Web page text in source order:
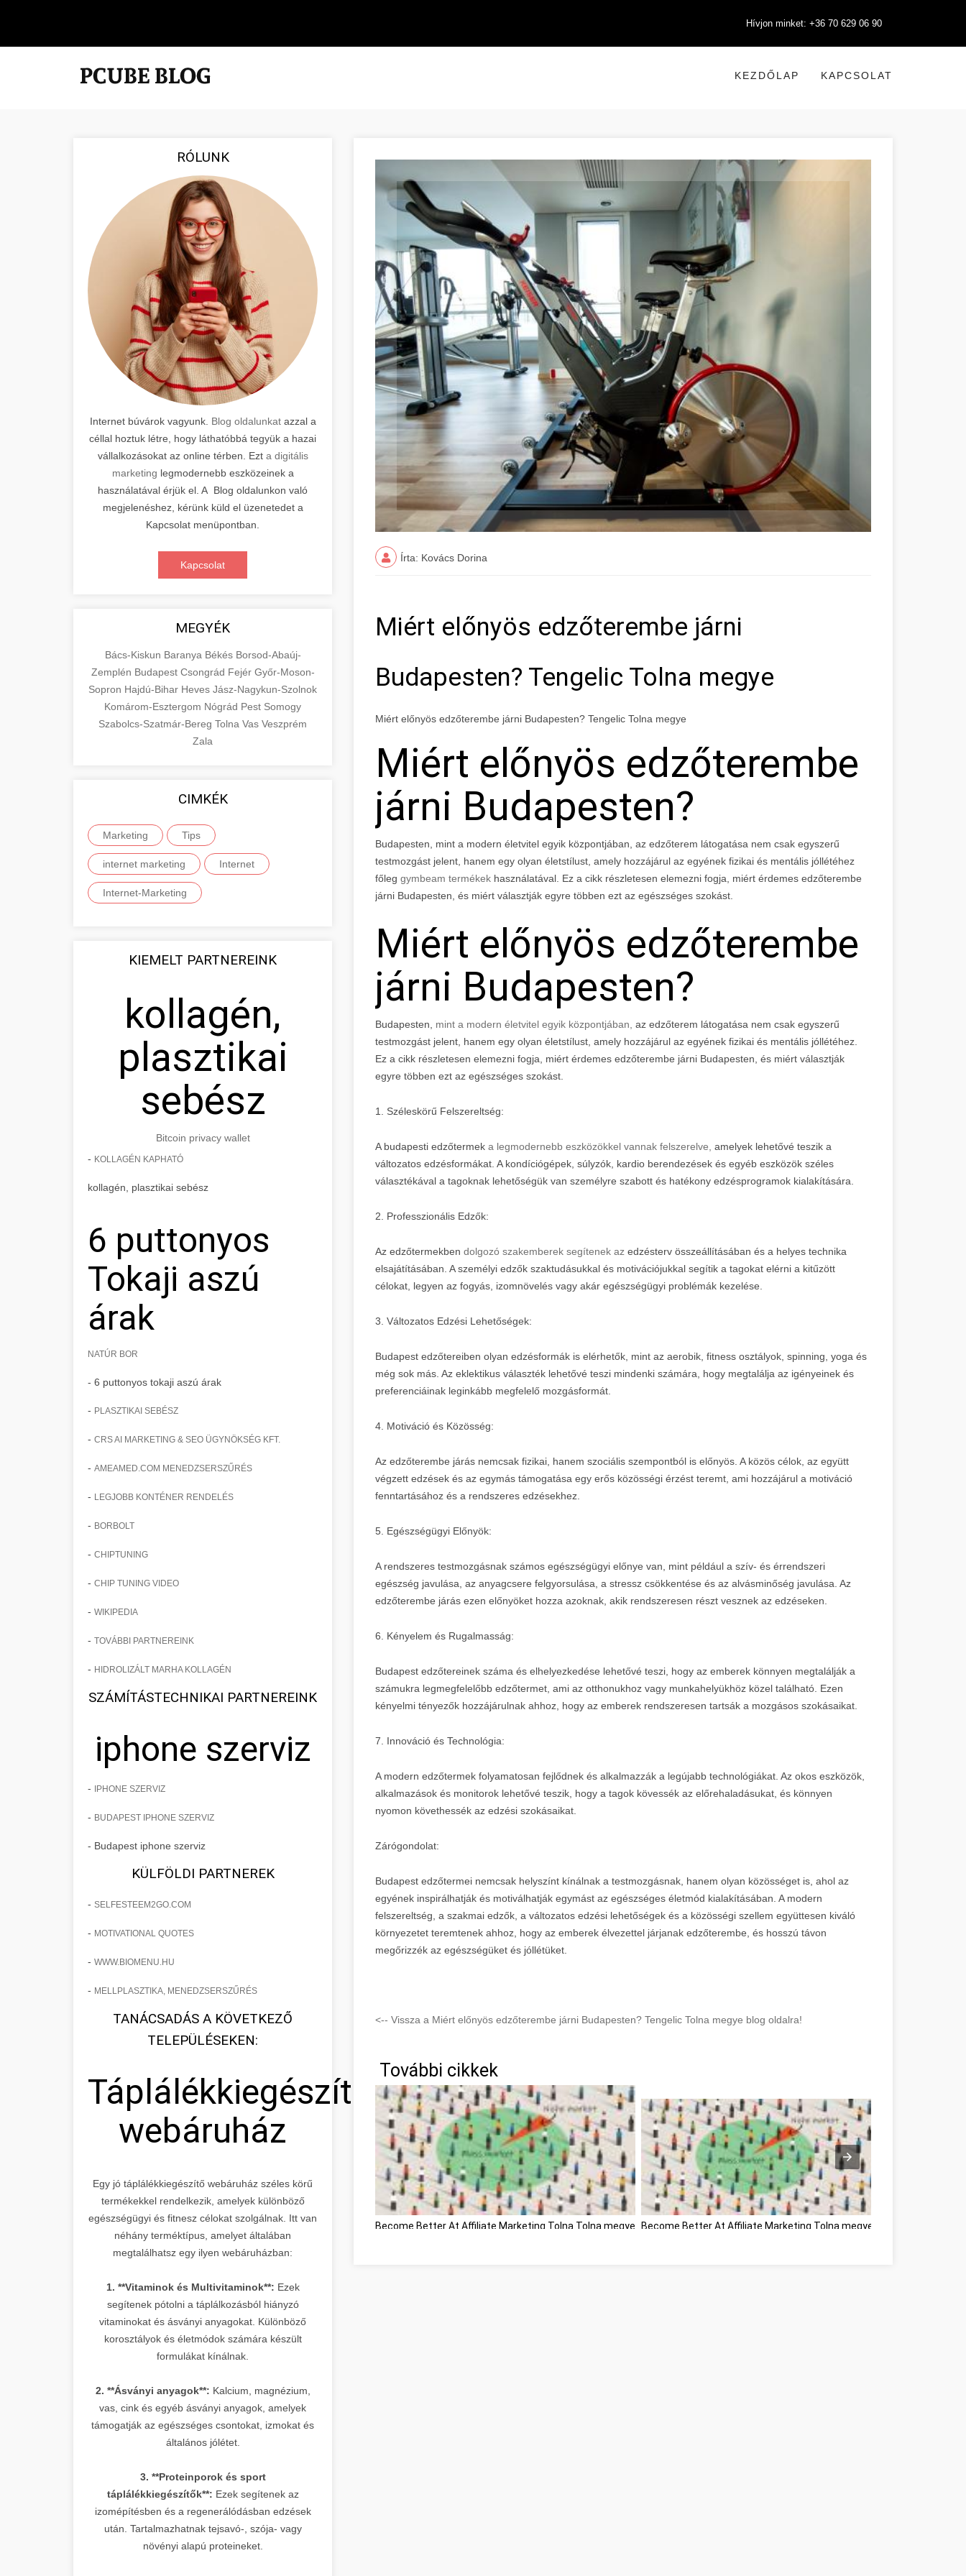
Hívjon minket: +36 70 629 06 90
KEZDŐLAP KAPCSOLAT
RÓLUNK
Internet búvárok vagyunk. Blog oldalunkatazzal a
céllal hoztuk létre, hogy láthatóbbá tegyük a hazai
vállalkozásokat az online térben. Ezt a digitális
marketing legmodernebb eszközeinek a
használatával érjük el. A Blog oldalunkon való
megjelenéshez, kérünk küld el üzenetedet a
Kapcsolat menüpontban.
Kapcsolat
MEGYÉK
Bács-Kiskun Baranya Békés Borsod-Abaúj-
Zemplén Budapest Csongrád Fejér Győr-Moson-
Sopron Hajdú-Bihar Heves Jász-Nagykun-Szolnok
Komárom-Esztergom Nógrád Pest Somogy
Szabolcs-Szatmár-Bereg Tolna Vas Veszprém
Zala
CIMKÉK
Marketing Tips
internet marketing Internet
Internet-Marketing
KIEMELT PARTNEREINK
kollagén,
plasztikai
sebész
Bitcoin privacy wallet
- KOLLAGÉN KAPHATÓ
kollagén, plasztikai sebész
6 puttonyos
Tokaji aszú
árak
NATÚR BOR
- 6 puttonyos tokaji aszú árak
- PLASZTIKAI SEBÉSZ
- CRS AI MARKETING & SEO ÜGYNÖKSÉG KFT.
- AMEAMED.COM MENEDZSERSZŰRÉS
- LEGJOBB KONTÉNER RENDELÉS
- BORBOLT
- CHIPTUNING
- CHIP TUNING VIDEO
- WIKIPEDIA
- TOVÁBBI PARTNEREINK
- HIDROLIZÁLT MARHA KOLLAGÉN
SZÁMÍTÁSTECHNIKAI PARTNEREINK
iphone szerviz
- IPHONE SZERVIZ
- BUDAPEST IPHONE SZERVIZ
- Budapest iphone szerviz
KÜLFÖLDI PARTNEREK
- SELFESTEEM2GO.COM
- MOTIVATIONAL QUOTES
- WWW.BIOMENU.HU
- MELLPLASZTIKA, MENEDZSERSZŰRÉS
TANÁCSADÁS A KÖVETKEZŐ
TELEPÜLÉSEKEN:
Táplálékkiegészítő
webáruház
Egy jó táplálékkiegészítő webáruház széles körű
termékekkel rendelkezik, amelyek különböző
egészségügyi és fitnesz célokat szolgálnak. Itt van
néhány terméktípus, amelyet általában
megtalálhatsz egy ilyen webáruházban:
1. **Vitaminok és Multivitaminok**: Ezek
segítenek pótolni a táplálkozásból hiányzó
vitaminokat és ásványi anyagokat. Különböző
korosztályok és életmódok számára készült
formulákat kínálnak.
2. **Ásványi anyagok**: Kalcium, magnézium,
vas, cink és egyéb ásványi anyagok, amelyek
támogatják az egészséges csontokat, izmokat és
általános jólétet.
3. **Proteinporok és sport
táplálékkiegészítők**: Ezek segítenek az
izomépítésben és a regenerálódásban edzések
után. Tartalmazhatnak tejsavó-, szója- vagy
növényi alapú proteineket.
Írta: Kovács Dorina
Miért előnyös edzőterembe járni
Budapesten? Tengelic Tolna megye
Miért előnyös edzőterembe járni Budapesten? Tengelic Tolna megye
Miért előnyös edzőterembe
járni Budapesten?
Budapesten, mint a modern életvitel egyik központjában, az edzőterem látogatása nem csak egyszerű
testmozgást jelent, hanem egy olyan életstílust, amely hozzájárul az egyének fizikai és mentális jóllétéhez
főleg gymbeam termékek használatával. Ez a cikk részletesen elemezni fogja, miért érdemes edzőterembe
járni Budapesten, és miért választják egyre többen ezt az egészséges szokást.
Miért előnyös edzőterembe
járni Budapesten?
Budapesten, mint a modern életvitel egyik központjában, az edzőterem látogatása nem csak egyszerű
testmozgást jelent, hanem egy olyan életstílust, amely hozzájárul az egyének fizikai és mentális jóllétéhez.
Ez a cikk részletesen elemezni fogja, miért érdemes edzőterembe járni Budapesten, és miért választják
egyre többen ezt az egészséges szokást.
1. Széleskörű Felszereltség:
A budapesti edzőtermek a legmodernebb eszközökkel vannak felszerelve, amelyek lehetővé teszik a
változatos edzésformákat. A kondíciógépek, súlyzók, kardio berendezések és egyéb eszközök széles
választékával a tagoknak lehetőségük van személyre szabott és hatékony edzésprogramok kialakítására.
2. Professzionális Edzők:
Az edzőtermekben dolgozó szakemberek segítenek az edzésterv összeállításában és a helyes technika
elsajátításában. A személyi edzők szaktudásukkal és motivációjukkal segítik a tagokat elérni a kitűzött
célokat, legyen az fogyás, izomnövelés vagy akár egészségügyi problémák kezelése.
3. Változatos Edzési Lehetőségek:
Budapest edzőtereiben olyan edzésformák is elérhetők, mint az aerobik, fitness osztályok, spinning, yoga és
még sok más. Az eklektikus választék lehetővé teszi mindenki számára, hogy megtalálja az igényeinek és
preferenciáinak leginkább megfelelő mozgásformát.
4. Motiváció és Közösség:
Az edzőterembe járás nemcsak fizikai, hanem szociális szempontból is előnyös. A közös célok, az együtt
végzett edzések és az egymás támogatása egy erős közösségi érzést teremt, ami hozzájárul a motiváció
fenntartásához és a rendszeres edzésekhez.
5. Egészségügyi Előnyök:
A rendszeres testmozgásnak számos egészségügyi előnye van, mint például a szív- és érrendszeri
egészség javulása, az anyagcsere felgyorsulása, a stressz csökkentése és az alvásminőség javulása. Az
edzőterembe járás ezen előnyöket hozza azoknak, akik rendszeresen részt vesznek az edzéseken.
6. Kényelem és Rugalmasság:
Budapest edzőtereinek száma és elhelyezkedése lehetővé teszi, hogy az emberek könnyen megtalálják a
számukra legmegfelelőbb edzőtermet, ami az otthonukhoz vagy munkahelyükhöz közel található. Ezen
kényelmi tényezők hozzájárulnak ahhoz, hogy az emberek rendszeresen tartsák a mozgásos szokásaikat.
7. Innováció és Technológia:
A modern edzőtermek folyamatosan fejlődnek és alkalmazzák a legújabb technológiákat. Az okos eszközök,
alkalmazások és monitorok lehetővé teszik, hogy a tagok kövessék az előrehaladásukat, és könnyen
nyomon követhessék az edzési szokásaikat.
Zárógondolat:
Budapest edzőtermei nemcsak helyszínt kínálnak a testmozgásnak, hanem olyan közösséget is, ahol az
egyének inspirálhatják és motiválhatják egymást az egészséges életmód kialakításában. A modern
felszereltség, a szakmai edzők, a változatos edzési lehetőségek és a közösségi szellem együttesen kiváló
környezetet teremtenek ahhoz, hogy az emberek élvezettel járjanak edzőterembe, és hosszú távon
megőrizzék az egészségüket és jóllétüket.
<-- Vissza a Miért előnyös edzőterembe járni Budapesten? Tengelic Tolna megye blog oldalra!
További cikkek
Become Better At Affiliate Marketing Tolna Tolna megye Become Better At Affiliate Marketing Tolna megye